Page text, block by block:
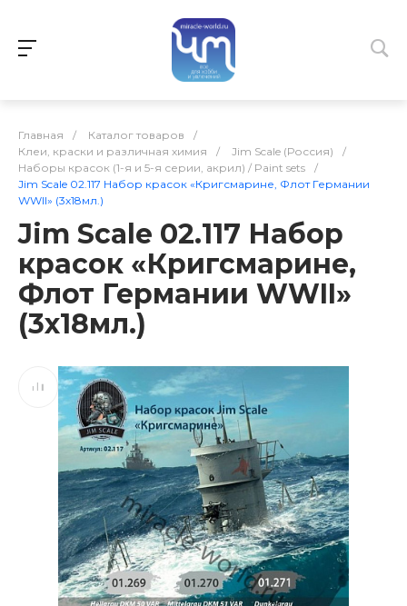
Главная / Каталог товаров
/
Клеи, краски и различная химия
/ Jim Scale (Россия)
/
Наборы красок (1-я и 5-я серии, акрил) / Paint sets
/
Jim Scale 02.117 Набор красок «Кригсмарине, Флот Германии
WWII» (3х18мл.)
Jim Scale 02.117 Набор
красок «Кригсмарине,
Флот Германии WWII»
(3х18мл.)